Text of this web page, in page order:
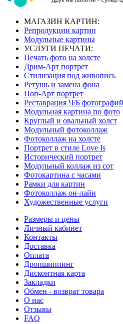
МАГАЗИН КАРТИН:
Репродукции картин
Модульные картины
УСЛУГИ ПЕЧАТИ:
Печать фото на холсте
Дрим-Арт портрет
Стилизация под живопись
Ретушь и замена фона
Поп-Арт портрет
Реставрация Ч/Б фотографий
Модульная картина по фото
Круглый и овальный холст
Модульный фотоколлаж
Фотоколлаж на холсте
Портрет в стиле Love Is
Исторический портрет
Модульный коллаж из сот
Фотокартина с часами
Рамки для картин
Фотоколлаж он-лайн
Художественные услуги
Размеры и цены
Личный кабинет
Контакты
Доставка
Оплата
Дропшиппинг
Дисконтная карта
Закладки
Обмен - возврат товара
О нас
Отзывы
FAQ